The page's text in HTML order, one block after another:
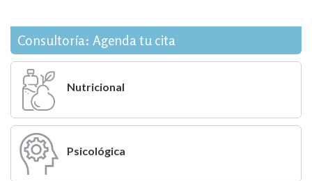
Consultoría: Agenda tu cita
Nutricional
Psicológica